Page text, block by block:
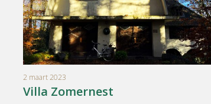
2 maart 2023
Villa Zomernest